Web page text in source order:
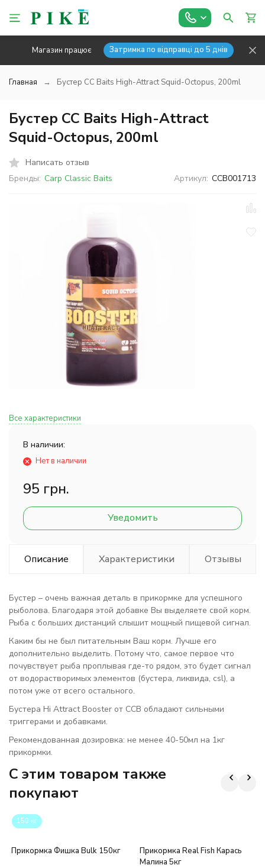
Магазин працює Затримка по відправці до 5 днів
Главная Бустер CC Baits High-Attract Squid-Octopus, 200ml
Бустер CC Baits High-Attract
Squid-Octopus, 200ml
Написать отзыв
Бренды: Carp Classic Baits Артикул: CCB001713
Все характеристики
В наличии:
Нет в наличии
95 грн.
Уведомить
Описание Характеристики Отзывы
Бустер – очень важная деталь в прикормке для успешного
рыболова. Благодаря этой добавке Вы выделяете свой корм.
Рыба с больших дистанций слышит мощный пищевой сигнал.
Каким бы не был питательным Ваш корм. Лучше его
дополнительно выделить. Потому что, самое первое что
почувствует рыба проплывая где-то рядом, это будет сигнал
от водорастворимых элементов (бустера, ликвида, csl), а
потом уже от всего остального.
Бустера Hi Attract Booster от CCB обладают сильными
триггерами и добавками.
Рекомендованная дозировка: не менее 40-50мл на 1кг
прикормки.
C этим товаром также
покупают
150 кг
Прикормка Фишка Bulk 150кг
Прикормка Real Fish Карась
Малина 5кг